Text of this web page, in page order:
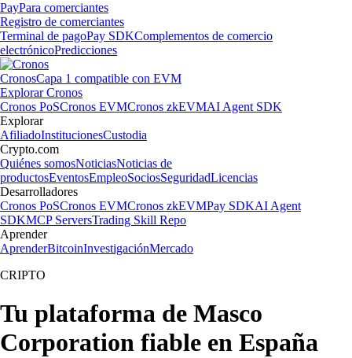
PayPara comerciantes
Registro de comerciantes
Terminal de pagoPay SDKComplementos de comercio
electrónicoPredicciones
CronosCapa 1 compatible con EVM
Explorar Cronos
Cronos PoSCronos EVMCronos zkEVMAI Agent SDK
Explorar
AfiliadoInstitucionesCustodia
Crypto.com
Quiénes somosNoticiasNoticias de
productosEventosEmpleoSociosSeguridadLicencias
Desarrolladores
Cronos PoSCronos EVMCronos zkEVMPay SDKAI Agent
SDKMCP ServersTrading Skill Repo
Aprender
AprenderBitcoinInvestigaciónMercado
CRIPTO
Tu plataforma de Masco
Corporation fiable en España